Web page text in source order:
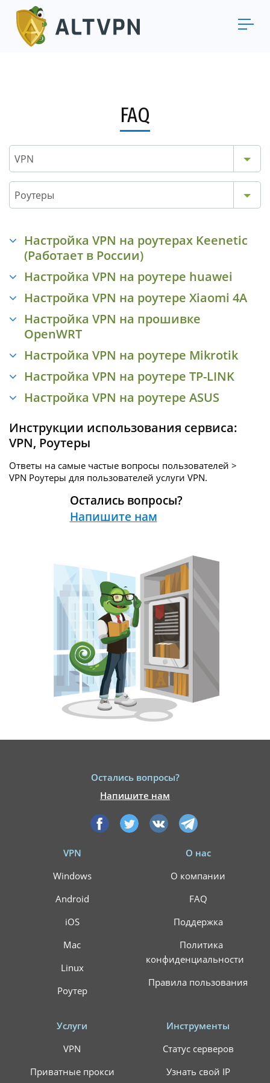
FAQ
VPN
Роутеры
Настройка VPN на роутерах Keenetic
(Работает в России)
Настройка VPN на роутере huawei
Настройка VPN на роутере Xiaomi 4A
Настройка VPN на прошивке
OpenWRT
Настройка VPN на роутере Mikrotik
Настройка VPN на роутере TP-LINK
Настройка VPN на роутере ASUS
Инструкции использования сервиса:
VPN, Роутеры
Ответы на самые частые вопросы пользователей >
VPN Роутеры для пользователей услуги VPN.
Остались вопросы?
Напишите нам
Остались вопросы?
Напишите нам
VPN
Windows
Android
iOS
Mac
Linux
Роутер
О нас
О компании
FAQ
Поддержка
Политика
конфиденциальности
Правила пользования
Услуги
VPN
Приватные прокси
Инструменты
Статус серверов
Узнать свой IP